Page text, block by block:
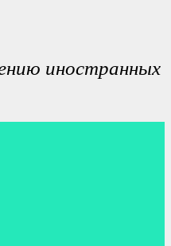
иностранных